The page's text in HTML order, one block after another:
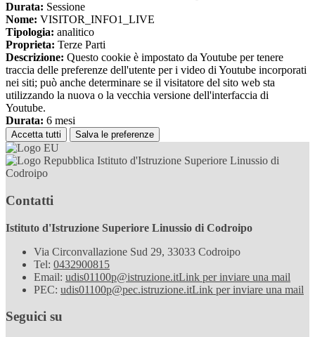
Durata: Sessione
Nome: VISITOR_INFO1_LIVE
Tipologia: analitico
Proprieta: Terze Parti
Descrizione: Questo cookie è impostato da Youtube per tenere
traccia delle preferenze dell'utente per i video di Youtube incorporati
nei siti; può anche determinare se il visitatore del sito web sta
utilizzando la nuova o la vecchia versione dell'interfaccia di
Youtube.
Durata: 6 mesi
Accetta tutti Salva le preferenze
Istituto d'Istruzione Superiore Linussio di
Codroipo
Contatti
Istituto d'Istruzione Superiore Linussio di Codroipo
Via Circonvallazione Sud 29, 33033 Codroipo
Tel: 0432900815
Email: udis01100p@istruzione.itLink per inviare una mail
PEC: udis01100p@pec.istruzione.itLink per inviare una mail
Seguici su